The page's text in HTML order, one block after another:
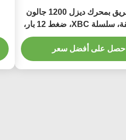
مضخة حريق بمحرك ديزل 1200 جالون
في الدقيقة، سلسلة XBC، ضغط 12 بار،
أوتوماتيكية
احصل على أفضل سعر